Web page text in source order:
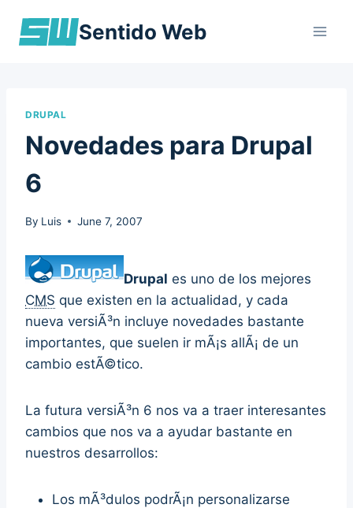
Sentido Web
DRUPAL
Novedades para Drupal
6
By Luis June 7, 2007
Drupal es uno de los mejores
CMS que existen en la actualidad, y cada
nueva versiÃ³n incluye novedades bastante
importantes, que suelen ir mÃ¡s allÃ¡ de un
cambio estÃ©tico.
La futura versiÃ³n 6 nos va a traer interesantes
cambios que nos va a ayudar bastante en
nuestros desarrollos:
Los mÃ³dulos podrÃ¡n personalizarse